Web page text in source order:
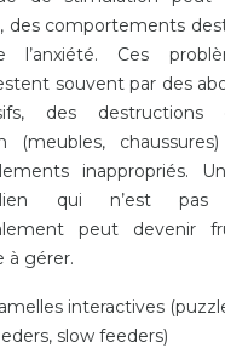
des comportements
l’anxiété. Ces
souvent par des
des destructions
(meubles,
inappropriés.
qui n’est pas
peut devenir
à gérer.
interactives
slow feeders)